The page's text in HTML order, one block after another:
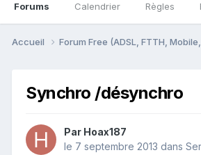
Forums Calendrier Règles
Accueil Forum Free (ADSL, FTTH,
Synchro /désynchro
Par Hoax187
le 7 septembre 2013 dans